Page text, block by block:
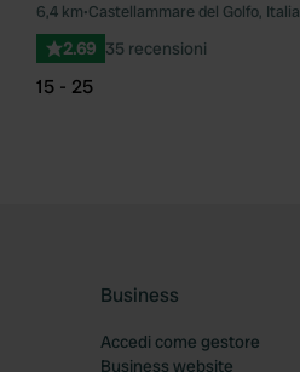
Preferito
6,4 km•Castellammare del Golfo, Italia
2.69 35 recensioni
15 - 25
Business
Accedi come gestore
Business website